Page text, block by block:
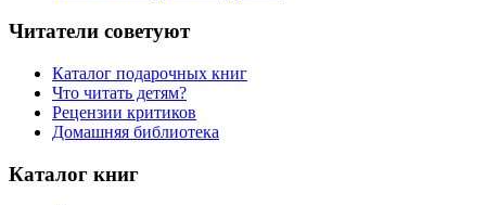
Читатели советуют
Каталог подарочных книг
Что читать детям?
Рецензии критиков
Домашняя библиотека
Каталог книг